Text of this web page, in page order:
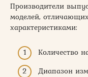
Производители
моделей,
характеристиками:
Количество
Диапазон